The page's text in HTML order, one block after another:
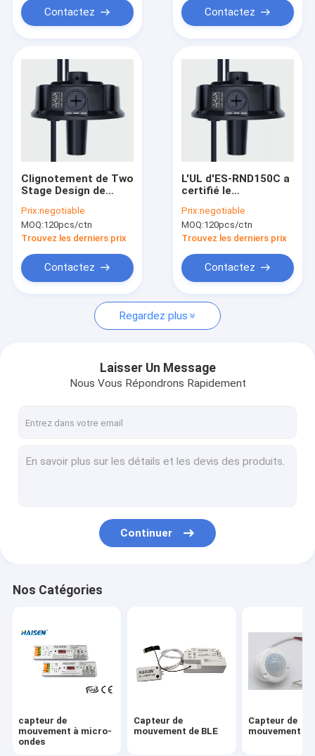
Produits
Vidéos
Au sujet de nous
Contactez-nous
Demandez une citation
capteur de mouvement à micro-ondes
Capteur de mouvement de PIR
capteur de mouvement dimmable
Capteur de mouvement de C.C
Capteur de lumière du jour de cellule photo-électrique
Conducteur de capteur de mouvement
Conducteur du secours LED de version de la CE
Contactez Contactez
Clignotement de Two
Stage Design de
d'ES-RND120C 120W
libre avec PFC actif
Prix:negotiable
MOQ:120pcs/ctn
Trouvez les derniers prix
Contactez
L'UL d'ES-RND150C a
certifié le
PWM d'UFO 150W
obscurcissant le
contrôle
Prix:negotiable
MOQ:120pcs/ctn
Trouvez les derniers prix
Contactez
Regardez plus
Laisser Un Message
Nous Vous Répondrons Rapidement
Continuer
Nos Catégories
capteur de
mouvement à micro-
ondes
Capteur de
mouvement de BLE
Capteur de
mouvement de